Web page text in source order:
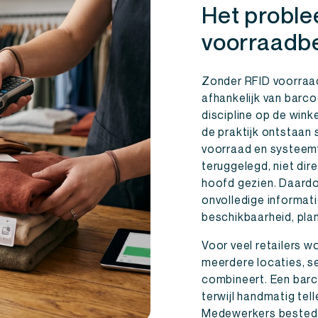
Het
Zonder RFID
afhankelijk van
discipline op de
de praktijk ontstaan
voorraad en
teruggelegd, niet
hoofd gezien.
onvolledige
beschikbaarheid,
Voor veel retailers
meerdere locaties,
combineert. Een
terwijl handmatig
Medewerkers